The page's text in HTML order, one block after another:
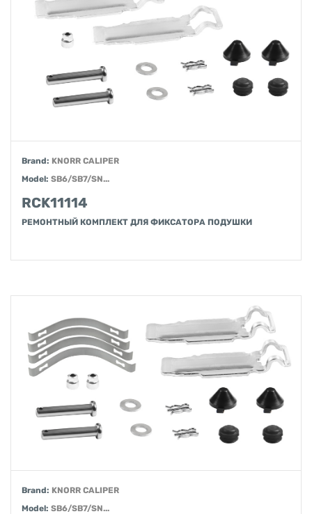
Brand: KNORR CALIPER
Model: SB6/SB7/SN...
RCK11114
РЕМОНТНЫЙ КОМПЛЕКТ ДЛЯ ФИКСАТОРА ПОДУШКИ
Brand: KNORR CALIPER
Model: SB6/SB7/SN...